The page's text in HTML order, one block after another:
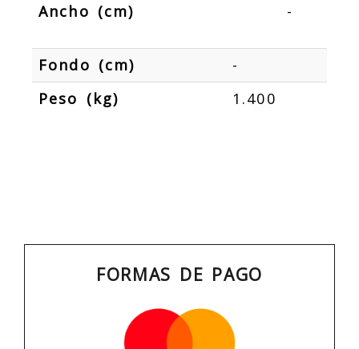
Ancho (cm)
-
Fondo (cm)
-
Peso (kg)
1.400
FORMAS DE PAGO